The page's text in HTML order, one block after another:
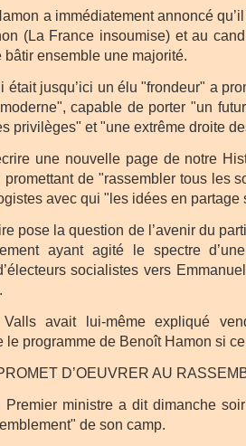
a immédiatement annoncé
(La France insoumise) et au
bâtir ensemble une majorité.
était jusqu’ici un élu "frondeur" a
capable de porter "un
privilèges" et "une extrême droite
une nouvelle page de notre
promettant de "rassembler tous les
avec qui "les idées en partage
pose la question de l’avenir du
ayant agité le spectre
socialistes vers
Valls avait lui-même expliqué
le programme de Benoît Hamon si
D’OEUVRER AU
Premier ministre a dit dimanche
de son camp.